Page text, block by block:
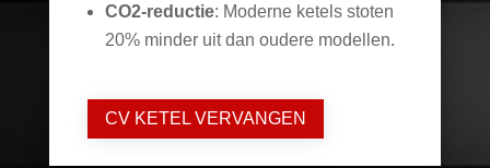
CO2-reductie: Moderne ketels stoten
20% minder uit dan oudere modellen.
CV KETEL VERVANGEN